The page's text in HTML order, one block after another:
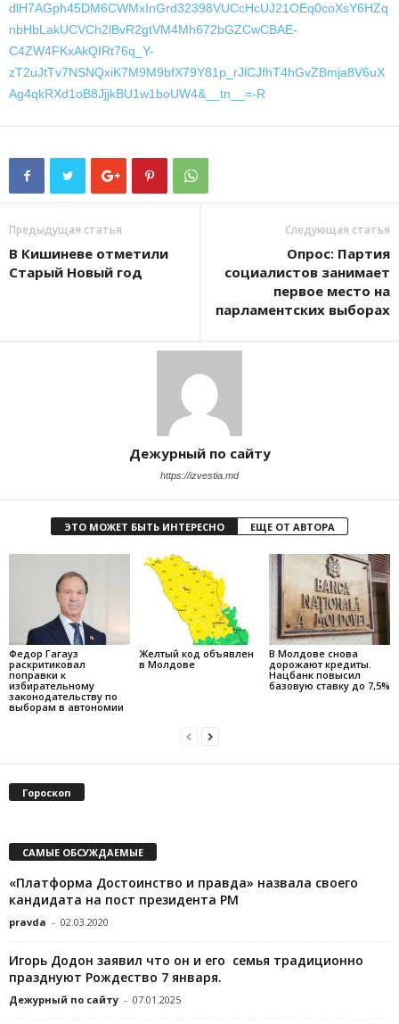
dlH7AGph45DM6CWMxInGrd32398VUCcHcUJ21OEq0coXsY6HZq
nbHbLakUCVCh2lBvR2gtVM4Mh672bGZCwCBAE-
C4ZW4FKxAkQIRt76q_Y-
zT2uJtTv7NSNQxiK7M9M9bfX79Y81p_rJlCJfhT4hGvZBmja8V6uX
Ag4qkRXd1oB8JjjkBU1w1boUW4&__tn__=-R
Предыдущая статья
В Кишиневе отметили
Старый Новый год
Следующая статья
Опрос: Партия
социалистов занимает
первое место на
парламентских выборах
Дежурный по сайту
https://izvestia.md
ЭТО МОЖЕТ БЫТЬ ИНТЕРЕСНО ЕЩЕ ОТ АВТОРА
Федор Гагауз
раскритиковал
поправки к
избирательному
законодательству по
выборам в автономии
Желтый код объявлен
в Молдове
В Молдове снова
дорожают кредиты.
Нацбанк повысил
базовую ставку до 7,5%
Гороскоп
САМЫЕ ОБСУЖДАЕМЫЕ
«Платформа Достоинство и правда» назвала своего
кандидата на пост президента РМ
pravda - 02.03.2020
Игорь Додон заявил что он и его семья традиционно
празднуют Рождество 7 января.
Дежурный по сайту - 07.01.2025